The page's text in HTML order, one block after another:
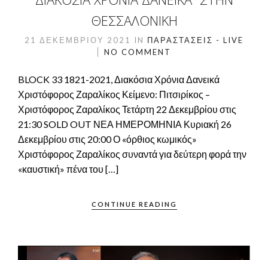
ΘΕΣΣΑΛΟΝΊΚΗ
21 ΔΕΚΕΜΒΡΊΟΥ 2021 IN ΠΑΡΑΣΤΆΣΕΙΣ - LIVE
NO COMMENT
BLOCK 33 1821-2021, Διακόσια Χρόνια Δανεικά
Χριστόφορος Ζαραλίκος Κείμενο: Πιτσιρίκος –
Χριστόφορος Ζαραλίκος Τετάρτη 22 Δεκεμβρίου στις
21:30 SOLD OUT ΝΕΑ ΗΜΕΡΟΜΗΝΙΑ Κυριακή 26
Δεκεμβρίου στις 20:00 Ο «όρθιος κωμικός»
Χριστόφορος Ζαραλίκος συναντά για δεύτερη φορά την
«καυστική» πένα του […]
CONTINUE READING